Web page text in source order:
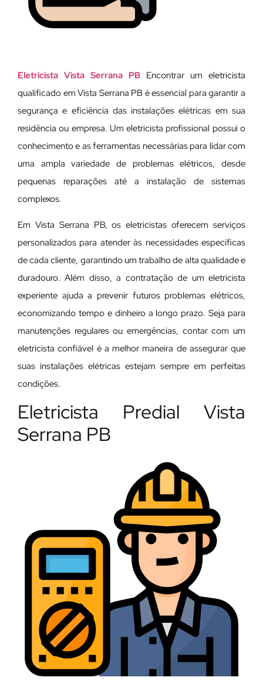
Eletricista Vista Serrana PB Encontrar um eletricista
qualificado em Vista Serrana PB é essencial para garantir a
segurança e eficiência das instalações elétricas em sua
residência ou empresa. Um eletricista profissional possui o
conhecimento e as ferramentas necessárias para lidar com
uma ampla variedade de problemas elétricos, desde
pequenas reparações até a instalação de sistemas
complexos.
Em Vista Serrana PB, os eletricistas oferecem serviços
personalizados para atender às necessidades específicas
de cada cliente, garantindo um trabalho de alta qualidade e
duradouro. Além disso, a contratação de um eletricista
experiente ajuda a prevenir futuros problemas elétricos,
economizando tempo e dinheiro a longo prazo. Seja para
manutenções regulares ou emergências, contar com um
eletricista confiável é a melhor maneira de assegurar que
suas instalações elétricas estejam sempre em perfeitas
condições.
Eletricista Predial Vista
Serrana PB